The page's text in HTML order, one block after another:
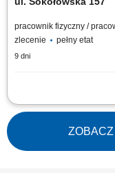
pracownik fizyczny /
zlecenie
pełny etat
9 dni
Twoje zadania: Praca
fiskalnej. Profesjonalna
Prawidłowa ekspozycja